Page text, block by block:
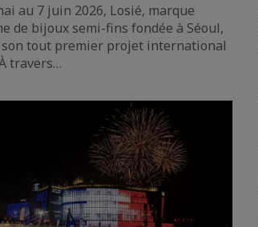
au 7 juin 2026, Losié, marque
de bijoux semi-fins fondée à Séoul,
son tout premier projet international
travers…